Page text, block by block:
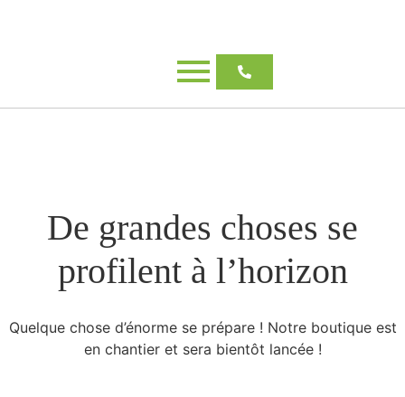
De grandes choses se
profilent à l’horizon
Quelque chose d’énorme se prépare ! Notre boutique est
en chantier et sera bientôt lancée !